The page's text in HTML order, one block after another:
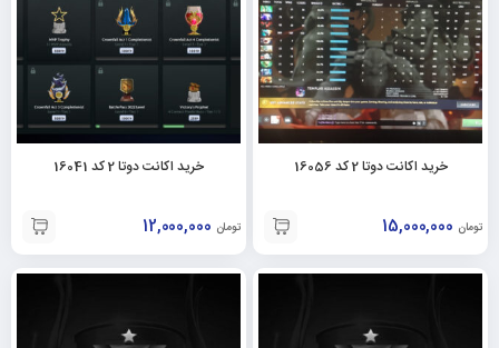
خرید اکانت دوتا 2 کد 16056
تومان
خرید اکانت دوتا 2 کد 16041
تومان